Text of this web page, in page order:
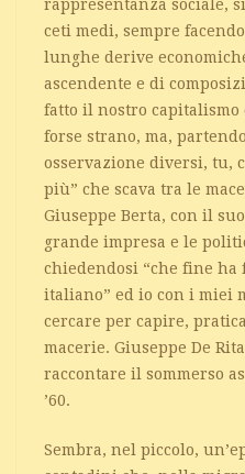
rappresentanza sociale,
ceti medi, sempre
lunghe derive
ascendente e di
fatto il nostro
forse strano, ma,
osservazione diversi, tu,
più” che scava tra le
Giuseppe Berta, con il
grande impresa e le
chiedendosi “che fine ha
italiano” ed io con i miei
cercare per capire,
macerie. Giuseppe De
raccontare il sommerso
’60.
Sembra, nel piccolo,